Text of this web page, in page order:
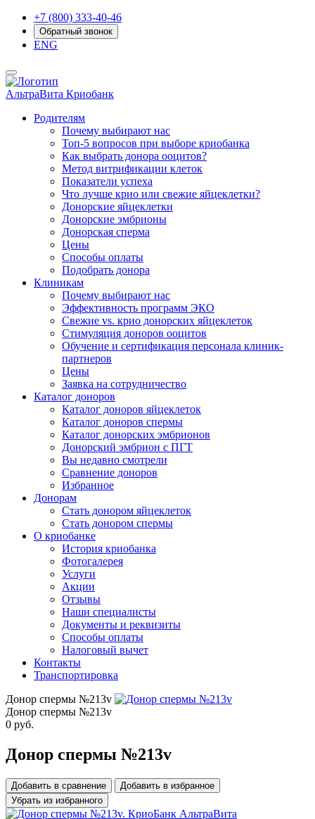
+7 (800) 333-40-46
Обратный звонок
ENG
АльтраВита Криобанк
Родителям
Почему выбирают нас
Топ-5 вопросов при выборе криобанка
Как выбрать донора ооцитов?
Метод витрификации клеток
Показатели успеха
Что лучше крио или свежие яйцеклетки?
Донорские яйцеклетки
Донорские эмбрионы
Донорская сперма
Цены
Способы оплаты
Подобрать донора
Клиникам
Почему выбирают нас
Эффективность программ ЭКО
Свежие vs. крио донорских яйцеклеток
Стимуляция доноров ооцитов
Обучение и сертификация персонала клиник-
партнеров
Цены
Заявка на сотрудничество
Каталог доноров
Каталог доноров яйцеклеток
Каталог доноров спермы
Каталог донорских эмбрионов
Донорский эмбрион с ПГТ
Вы недавно смотрели
Сравнение доноров
Избранное
Донорам
Стать донором яйцеклеток
Стать донором спермы
О криобанке
История криобанка
Фотогалерея
Услуги
Акции
Отзывы
Наши специалисты
Документы и реквизиты
Способы оплаты
Налоговый вычет
Контакты
Транспортировка
Донор спермы №213v
Донор спермы №213v
0 руб.
Донор спермы №213v
Добавить в сравнение
Добавить в избранное
Убрать из избранного